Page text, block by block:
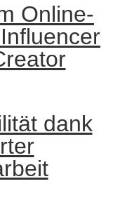
Online-
dank